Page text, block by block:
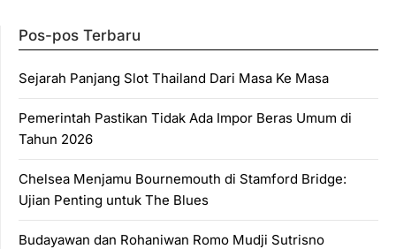
Pos-pos Terbaru
Sejarah Panjang Slot Thailand Dari Masa Ke Masa
Pemerintah Pastikan Tidak Ada Impor Beras Umum di
Tahun 2026
Chelsea Menjamu Bournemouth di Stamford Bridge:
Ujian Penting untuk The Blues
Budayawan dan Rohaniwan Romo Mudji Sutrisno